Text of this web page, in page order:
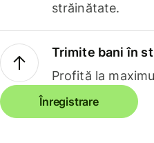
străinătate.
Trimite bani în
Profită la
Înregistrare